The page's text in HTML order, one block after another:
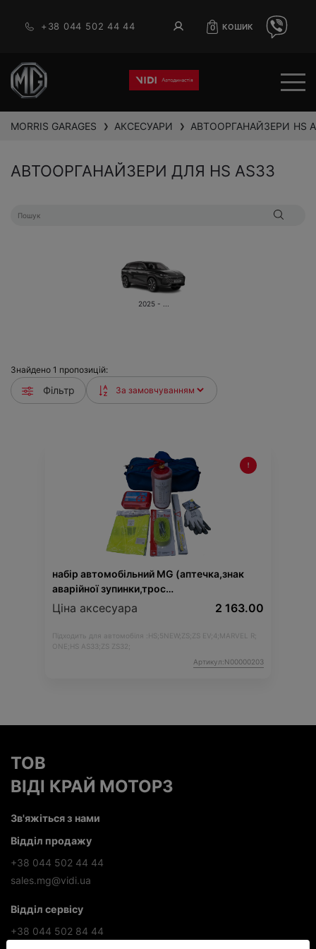
+38 044 502 44 44 0 КОШИК
MORRIS GARAGES ❯ АКСЕСУАРИ ❯ АВТООРГАНАЙЗЕРИ HS
АВТООРГАНАЙЗЕРИ ДЛЯ HS AS33
2025 - ...
Знайдено 1 пропозицій:
Фільтр
набір автомобільний MG (аптечка,знак
аварійної зупинки,трос
буксир.,рукавиці,вогнегасник)
Ціна аксесуара 2 163.00
Підходить для автомобіля :HS;5NEW; ZS; ZS EV; 4;MARVEL R;
ONE;HS AS33; ZS ZS32;
Артикул:N00000203
ТОВ
ВІДІ КРАЙ МОТОРЗ
Зв'яжіться з нами
Відділ продажу
+38 044 502 44 44
sales.mg@vidi.ua
Відділ сервісу
+38 044 502 84 44